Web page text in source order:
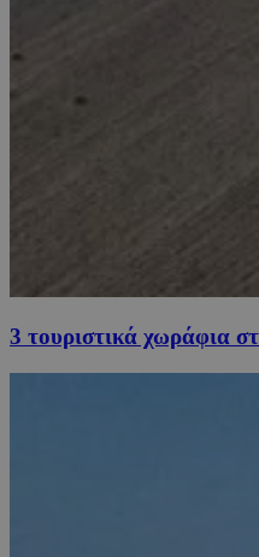
3 τουριστικά χωράφια